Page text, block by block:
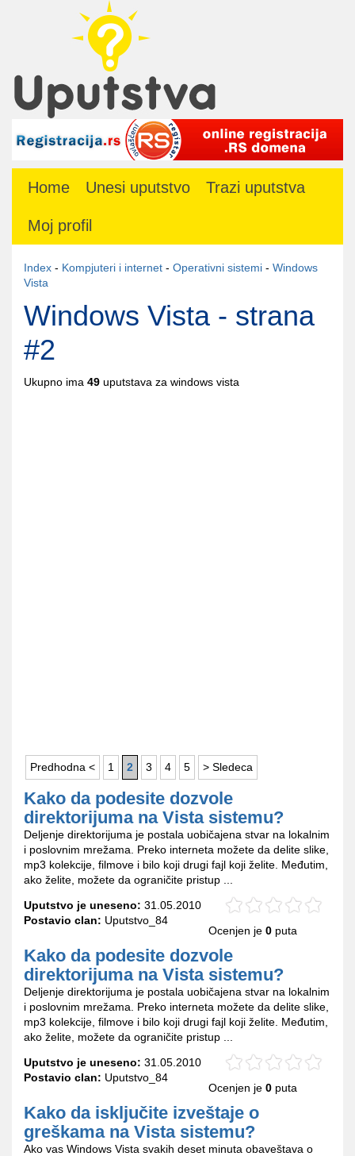
Home Unesi uputstvo Trazi uputstva
Moj profil
Index - Kompjuteri i internet - Operativni sistemi - Windows
Vista
Windows Vista - strana
#2
Ukupno ima 49 uputstava za windows vista
Predhodna < 1 2 3 4 5 > Sledeca
Kako da podesite dozvole
direktorijuma na Vista sistemu?
Deljenje direktorijuma je postala uobičajena stvar na lokalnim
i poslovnim mrežama. Preko interneta možete da delite slike,
mp3 kolekcije, filmove i bilo koji drugi fajl koji želite. Međutim,
ako želite, možete da ograničite pristup ...
Uputstvo je uneseno: 31.05.2010
Postavio clan: Uputstvo_84
Ocenjen je 0 puta
Kako da podesite dozvole
direktorijuma na Vista sistemu?
Deljenje direktorijuma je postala uobičajena stvar na lokalnim
i poslovnim mrežama. Preko interneta možete da delite slike,
mp3 kolekcije, filmove i bilo koji drugi fajl koji želite. Međutim,
ako želite, možete da ograničite pristup ...
Uputstvo je uneseno: 31.05.2010
Postavio clan: Uputstvo_84
Ocenjen je 0 puta
Kako da isključite izveštaje o
greškama na Vista sistemu?
Ako vas Windows Vista svakih deset minuta obaveštava o